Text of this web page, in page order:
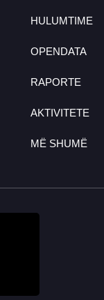
HULUMTIME
OPENDATA
RAPORTE
AKTIVITETE
MË SHUMË